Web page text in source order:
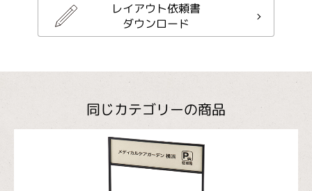
レイアウト依頼書
ダウンロード
同じカテゴリーの商品